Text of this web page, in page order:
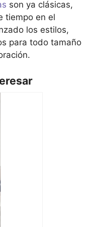
son ya clásicas,
tiempo en el
los estilos,
para todo tamaño